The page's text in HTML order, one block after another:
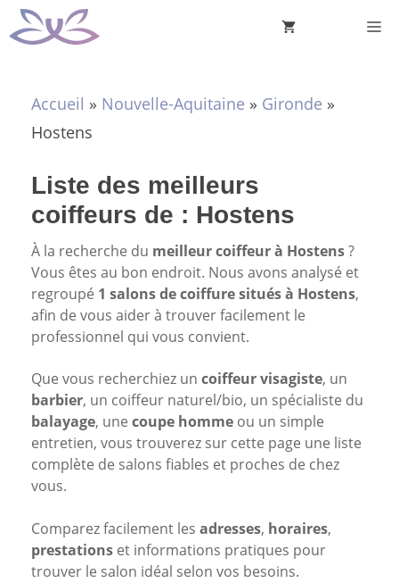
Aller
au
Accueil » Nouvelle-Aquitaine » Gironde »
Hostens
Liste des meilleurs
coiffeurs de : Hostens
À la recherche du meilleur coiffeur à Hostens?
Vous êtes au bon endroit. Nous avons analysé et
regroupé 1 salons de coiffure situés à Hostens,
afin de vous aider à trouver facilement le
professionnel qui vous convient.
Que vous recherchiez un coiffeur visagiste, un
barbier, un coiffeur naturel/bio, un spécialiste du
balayage, une coupe homme ou un simple
entretien, vous trouverez sur cette page une liste
complète de salons fiables et proches de chez
vous.
Comparez facilement les adresses, horaires,
prestations et informations pratiques pour
trouver le salon idéal selon vos besoins.